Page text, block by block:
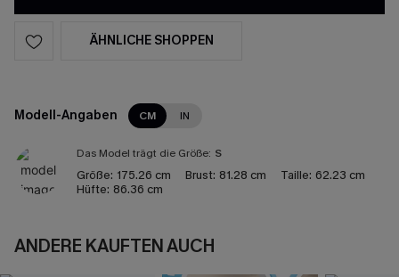
ÄHNLICHE SHOPPEN
Modell-Angaben CM IN
Das Model trägt die Größe: S
Größe: 175.26 cm Brust: 81.28 cm Taille: 62.23 cm
Hüfte: 86.36 cm
ANDERE KAUFTEN AUCH